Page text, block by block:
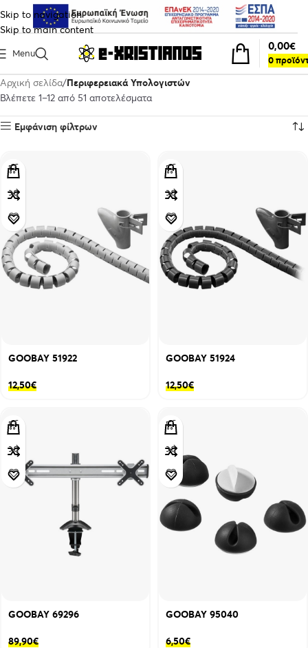
Skip to navigation
Skip to main content
Menu
0
0,00€
Αρχική σελίδα Περιφερειακά Υπολογιστών
Βλέπετε 1–12 από 51 αποτελέσματα
Εμφάνιση φίλτρων
GOOBAY 51922
12,50€
GOOBAY 51924
12,50€
GOOBAY 69296
89,90€
GOOBAY 95040
6,50€